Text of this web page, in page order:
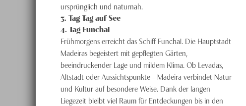
ursprünglich und naturnah.
3. TagTag auf See
4. Tag Funchal
Frühmorgens erreicht das Schiff Funchal. Die Hauptstadt
Madeiras begeistert mit gepflegten Gärten,
beeindruckender Lage und mildem Klima. Ob Levadas,
Altstadt oder Aussichtspunkte – Madeira verbindet Natur
und Kultur auf besondere Weise. Dank der langen
Liegezeit bleibt viel Raum für Entdeckungen bis in den